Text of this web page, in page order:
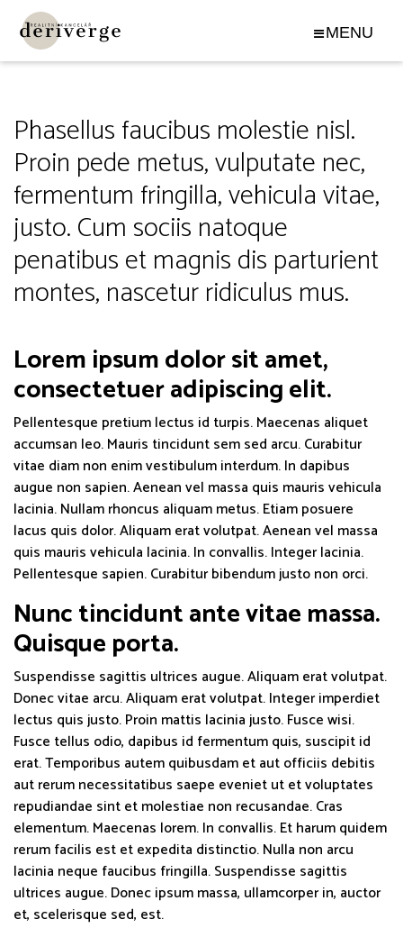
Konzultace
Phasellus faucibus molestie nisl.
Proin pede metus, vulputate nec,
fermentum fringilla, vehicula vitae,
justo. Cum sociis natoque
penatibus et magnis dis parturient
montes, nascetur ridiculus mus.
Lorem ipsum dolor sit amet,
consectetuer adipiscing elit.
Pellentesque pretium lectus id turpis. Maecenas aliquet
accumsan leo. Mauris tincidunt sem sed arcu. Curabitur
vitae diam non enim vestibulum interdum. In dapibus
augue non sapien. Aenean vel massa quis mauris vehicula
lacinia. Nullam rhoncus aliquam metus. Etiam posuere
lacus quis dolor. Aliquam erat volutpat. Aenean vel massa
quis mauris vehicula lacinia. In convallis. Integer lacinia.
Pellentesque sapien. Curabitur bibendum justo non orci.
Nunc tincidunt ante vitae massa.
Quisque porta.
Suspendisse sagittis ultrices augue. Aliquam erat volutpat.
Donec vitae arcu. Aliquam erat volutpat. Integer imperdiet
lectus quis justo. Proin mattis lacinia justo. Fusce wisi.
Fusce tellus odio, dapibus id fermentum quis, suscipit id
erat. Temporibus autem quibusdam et aut officiis debitis
aut rerum necessitatibus saepe eveniet ut et voluptates
repudiandae sint et molestiae non recusandae. Cras
elementum. Maecenas lorem. In convallis. Et harum quidem
rerum facilis est et expedita distinctio. Nulla non arcu
lacinia neque faucibus fringilla. Suspendisse sagittis
ultrices augue. Donec ipsum massa, ullamcorper in, auctor
et, scelerisque sed, est.